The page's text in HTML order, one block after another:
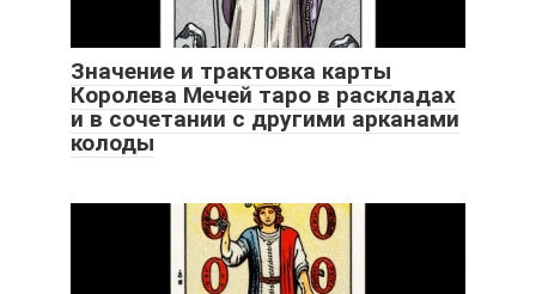
Значение и трактовка карты
Королева Мечей таро в раскладах
и в сочетании с другими арканами
колоды